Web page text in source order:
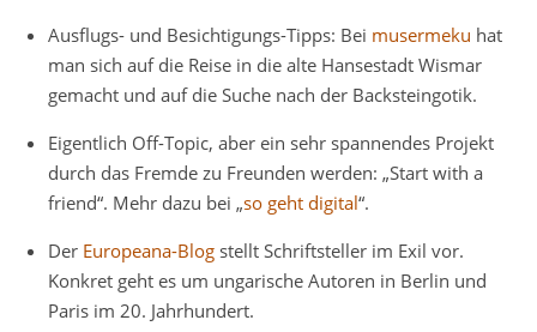
Ausflugs- und Besichtigungs-Tipps: Bei musermeku hat
man sich auf die Reise in die alte Hansestadt Wismar
gemacht und auf die Suche nach der Backsteingotik.
Eigentlich Off-Topic, aber ein sehr spannendes Projekt
durch das Fremde zu Freunden werden: „Start with a
friend“. Mehr dazu bei „so geht digital“.
Der Europeana-Blog stellt Schriftsteller im Exil vor.
Konkret geht es um ungarische Autoren in Berlin und
Paris im 20. Jahrhundert.